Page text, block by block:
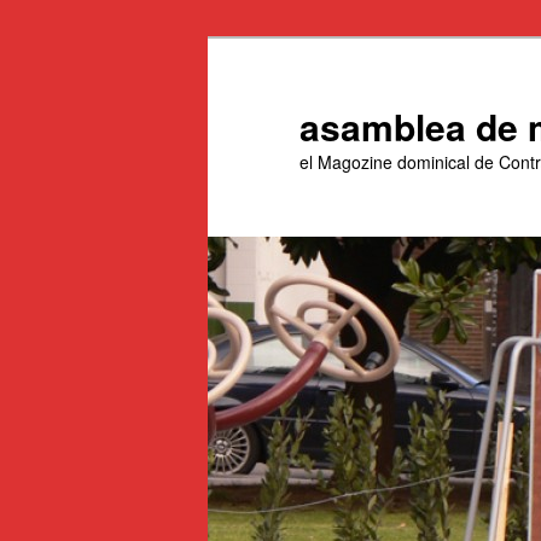
asamblea de
el Magozine dominical de